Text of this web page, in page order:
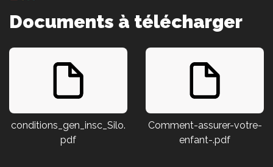
Documents à télécharger
conditions_gen_insc_Silo.
pdf
Comment-assurer-votre-
enfant-.pdf